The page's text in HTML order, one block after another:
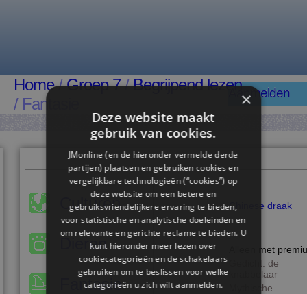
Home/Groep 7/Begrijpend lezen
/ Fantasie
Aanmelden
Culturen
Dieren
Fantasie
Chinese draak
Alleen met
Gedicht: de
knabbelaar
Mythische
×
Deze website maakt
gebruik van cookies.
JMonline (en de hieronder vermelde derde
partijen) plaatsen en gebruiken cookies en
vergelijkbare technologieën (“cookies”) op
deze website om een ​​betere en
gebruiksvriendelijkere ervaring te bieden,
voor statistische en analytische doeleinden en
om relevante en gerichte reclame te bieden. U
kunt hieronder meer lezen over
cookiecategorieën en de schakelaars
gebruiken om te beslissen voor welke
categorieën u zich wilt aanmelden.